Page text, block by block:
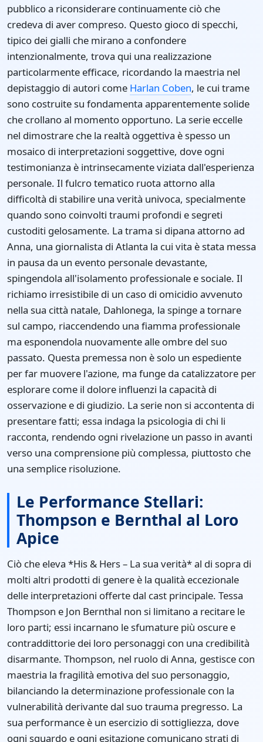
pubblico a riconsiderare continuamente ciò che
credeva di aver compreso. Questo gioco di specchi,
tipico dei gialli che mirano a confondere
intenzionalmente, trova qui una realizzazione
particolarmente efficace, ricordando la maestria nel
depistaggio di autori come Harlan Coben, le cui trame
sono costruite su fondamenta apparentemente solide
che crollano al momento opportuno. La serie eccelle
nel dimostrare che la realtà oggettiva è spesso un
mosaico di interpretazioni soggettive, dove ogni
testimonianza è intrinsecamente viziata dall'esperienza
personale. Il fulcro tematico ruota attorno alla
difficoltà di stabilire una verità univoca, specialmente
quando sono coinvolti traumi profondi e segreti
custoditi gelosamente. La trama si dipana attorno ad
Anna, una giornalista di Atlanta la cui vita è stata messa
in pausa da un evento personale devastante,
spingendola all'isolamento professionale e sociale. Il
richiamo irresistibile di un caso di omicidio avvenuto
nella sua città natale, Dahlonega, la spinge a tornare
sul campo, riaccendendo una fiamma professionale
ma esponendola nuovamente alle ombre del suo
passato. Questa premessa non è solo un espediente
per far muovere l'azione, ma funge da catalizzatore per
esplorare come il dolore influenzi la capacità di
osservazione e di giudizio. La serie non si accontenta di
presentare fatti; essa indaga la psicologia di chi li
racconta, rendendo ogni rivelazione un passo in avanti
verso una comprensione più complessa, piuttosto che
una semplice risoluzione.
Le Performance Stellari:
Thompson e Bernthal al Loro
Apice
Ciò che eleva *His & Hers – La sua verità* al di sopra di
molti altri prodotti di genere è la qualità eccezionale
delle interpretazioni offerte dal cast principale. Tessa
Thompson e Jon Bernthal non si limitano a recitare le
loro parti; essi incarnano le sfumature più oscure e
contraddittorie dei loro personaggi con una credibilità
disarmante. Thompson, nel ruolo di Anna, gestisce con
maestria la fragilità emotiva del suo personaggio,
bilanciando la determinazione professionale con la
vulnerabilità derivante dal suo trauma pregresso. La
sua performance è un esercizio di sottigliezza, dove
ogni sguardo e ogni esitazione comunicano strati di